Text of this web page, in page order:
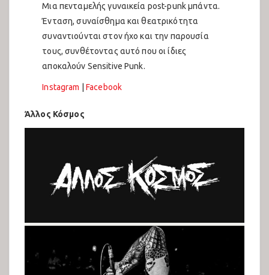
Μια πενταμελής γυναικεία post-punk μπάντα.
Ένταση, συναίσθημα και θεατρικότητα
συναντιούνται στον ήχο και την παρουσία
τους, συνθέτοντας αυτό που οι ίδιες
αποκαλούν Sensitive Punk.
Instagram Facebook
Άλλος Κόσμος